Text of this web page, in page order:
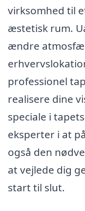
virksomhed til
æstetisk rum.
ændre
professionel
realisere dine
speciale i
eksperter i at
også den
at vejlede dig
start til slut.